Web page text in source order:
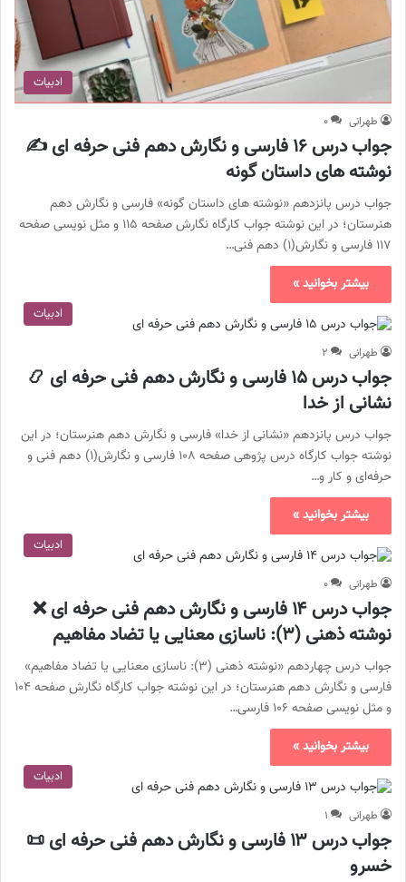
ادبیات
طهرانی ۰
جواب درس ۱۶ فارسی و نگارش دهم فنی حرفه ای ✍️
نوشته های داستان گونه
جواب درس پانزدهم «نوشته های داستان گونه» فارسی و نگارش دهم
هنرستان؛ در این نوشته جواب کارگاه نگارش صفحه ۱۱۵ و مثل نویسی صفحه
۱۱۷ فارسی و نگارش(۱) دهم فنی…
بیشتر بخوانید »
ادبیات
طهرانی ۲
جواب درس ۱۵ فارسی و نگارش دهم فنی حرفه ای 📿
نشانی از خدا
جواب درس پانزدهم «نشانی از خدا» فارسی و نگارش دهم هنرستان؛ در این
نوشته جواب کارگاه درس پژوهی صفحه ۱۰۸ فارسی و نگارش(۱) دهم فنی و
حرفه‌ای و کار و…
بیشتر بخوانید »
ادبیات
طهرانی ۰
جواب درس ۱۴ فارسی و نگارش دهم فنی حرفه ای ❌
نوشته ذهنى (٣): ناسازى معنایى يا تضاد مفاهيم
جواب درس چهاردهم «نوشته ذهنى (٣): ناسازى معنایى يا تضاد مفاهيم»
فارسی و نگارش دهم هنرستان؛ در این نوشته جواب کارگاه نگارش صفحه ۱۰۴
و مثل نویسی صفحه ۱۰۶ فارسی…
بیشتر بخوانید »
ادبیات
طهرانی ۱
جواب درس ۱۳ فارسی و نگارش دهم فنی حرفه ای 📜
خسرو